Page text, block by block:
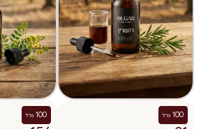
100 מ"ל 100 מ"ל